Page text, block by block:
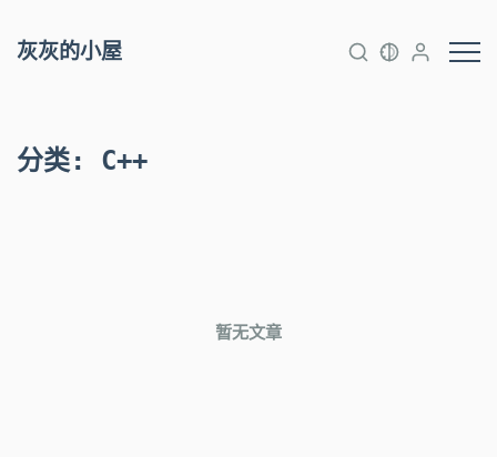
灰灰的小屋
分类: C++
暂无文章